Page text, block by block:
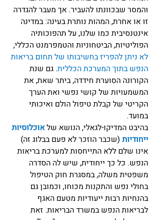
והמסר שבכוונתו להעביר. אך מעבר להגדרה
זו או אחרת, המהות נותרת בעינה: במדינה
אינטנסיבית כמו שלנו, על תהפוכותיה
הפוליטיות, הביטחוניות והטמפרמנט הכללי,
לא ניתן להפריז בחשיבותו של תחום בריאות
הנפש בתוך המערכת הכללית. גם שנת
הקורונה הסוערת חידדה, ביתר שאת, את
המשמעויות של קושי נפשי ואת הערך
הקריטי של קבלת טיפול הולם ואיכותי
במועד.
בהיבט המדיקו-לגאלי, הנושא של אוכלוסיות
ייחודיות (שכבר הוזכר לא פעם בבלוג זה)
אינו שלם ללא התייחסות למערכת בריאות
הנפש. כל כך ייחודית, שיש לה הסדרה
משפטית משלה, במסגרת חוק הטיפול
בחולי נפש והתקנות מכוחו, וכמובן גם
בהנחיות רבות ייעודיות מטעם האגף
לבריאות הנפש במשרד הבריאות. זאת